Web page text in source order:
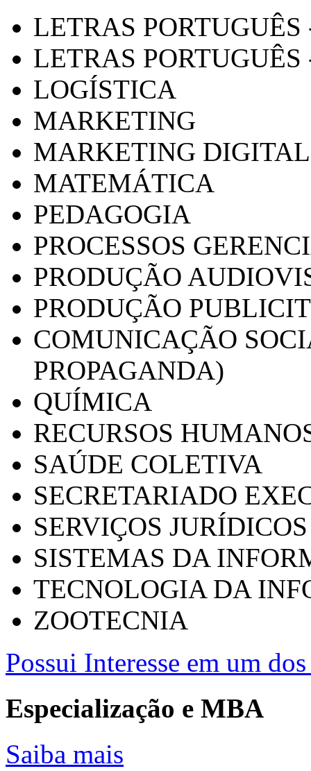
LETRAS
LETRAS PORTUGUÊS
LOGÍSTICA
MARKETING
MARKETING DIGITAL
MATEMÁTICA
PEDAGOGIA
PROCESSOS
PRODUÇÃO
PRODUÇÃO
COMUNICAÇÃO
PROPAGANDA)
QUÍMICA
RECURSOS
SAÚDE COLETIVA
SECRETARIADO
SERVIÇOS
SISTEMAS DA
TECNOLOGIA DA
ZOOTECNIA
Possui Interesse em um
Especialização e MBA
Saiba mais